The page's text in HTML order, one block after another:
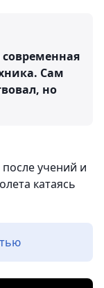
Сам
но
учений и
катаясь